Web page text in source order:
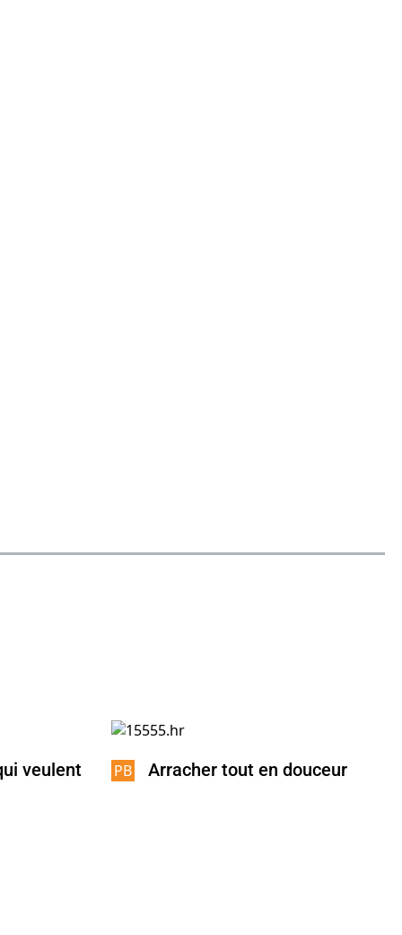
veulent
Arracher tout en douceur